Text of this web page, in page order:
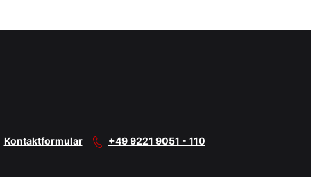
Kontaktformular +49 9221 9051 - 110